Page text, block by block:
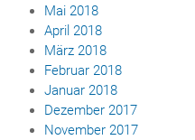
Mai 2018
April 2018
März 2018
Februar 2018
Januar 2018
Dezember 2017
November 2017